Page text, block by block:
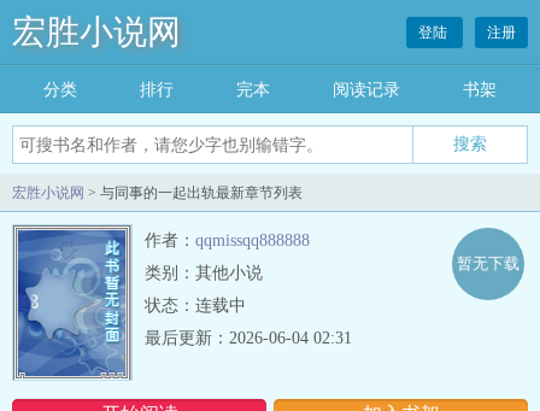
宏胜小说网 登陆 注册
分类 排行 完本 阅读记录 书架
宏胜小说网 > 与同事的一起出轨最新章节列表
作者： qqmissqq888888
类别：其他小说
状态：连载中
暂无下载
最后更新：2026-06-04 02:31